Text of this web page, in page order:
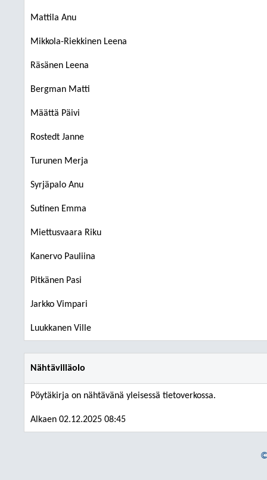
Mattila Anu
Mikkola-Riekkinen Leena
Räsänen Leena
Bergman Matti
Määttä Päivi
Rostedt Janne
Turunen Merja
Syrjäpalo Anu
Sutinen Emma
Miettusvaara Riku
Kanervo Pauliina
Pitkänen Pasi
Jarkko Vimpari
Luukkanen Ville
Nähtävilläolo
Pöytäkirja on nähtävänä yleisessä tietoverkossa.
Alkaen 02.12.2025 08:45